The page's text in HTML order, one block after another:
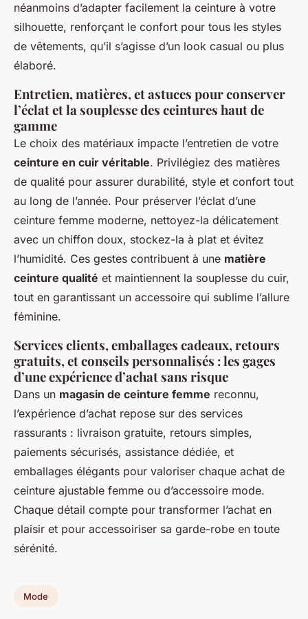
néanmoins d’adapter facilement la ceinture à votre
silhouette, renforçant le confort pour tous les styles
de vêtements, qu’il s’agisse d’un look casual ou plus
élaboré.
Entretien, matières, et astuces pour conserver
l’éclat et la souplesse des ceintures haut de
gamme
Le choix des matériaux impacte l’entretien de votre
ceinture en cuir véritable. Privilégiez des matières
de qualité pour assurer durabilité, style et confort tout
au long de l’année. Pour préserver l’éclat d’une
ceinture femme moderne, nettoyez-la délicatement
avec un chiffon doux, stockez-la à plat et évitez
l’humidité. Ces gestes contribuent à une matière
ceinture qualité et maintiennent la souplesse du cuir,
tout en garantissant un accessoire qui sublime l’allure
féminine.
Services clients, emballages cadeaux, retours
gratuits, et conseils personnalisés : les gages
d’une expérience d’achat sans risque
Dans un magasin de ceinture femme reconnu,
l’expérience d’achat repose sur des services
rassurants : livraison gratuite, retours simples,
paiements sécurisés, assistance dédiée, et
emballages élégants pour valoriser chaque achat de
ceinture ajustable femme ou d’accessoire mode.
Chaque détail compte pour transformer l’achat en
plaisir et pour accessoiriser sa garde-robe en toute
sérénité.
Mode